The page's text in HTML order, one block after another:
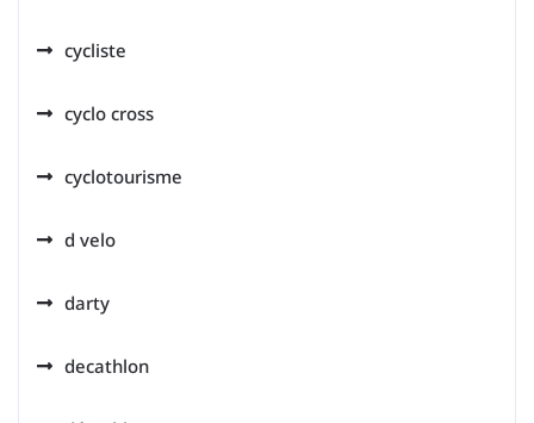
cycliste
cyclo cross
cyclotourisme
d velo
darty
decathlon